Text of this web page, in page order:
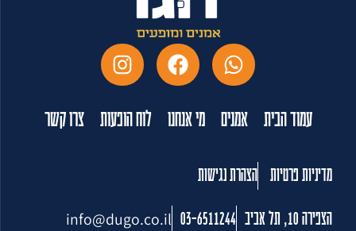
עמוד הבית אמנים מי אנחנו לוח הופעות צרו קשר
מדיניות פרטיות הצהרת נגישות
הצפירה 10, תל אביב 03-6511244
info@dugo.co.il